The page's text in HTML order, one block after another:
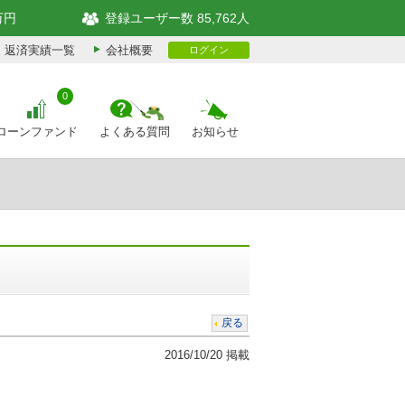
円 登録ユーザー数 85,762人
返済実績一覧 会社概要 ログイン
ーンファンド
0
よくある質問 お知らせ
戻る
2016/10/20 掲載